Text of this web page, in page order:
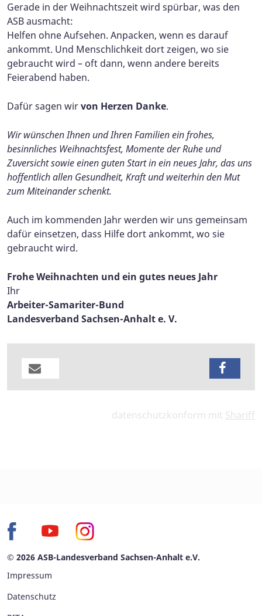
Gerade in der Weihnachtszeit wird spürbar, was den
ASB ausmacht:
Helfen ohne Aufsehen. Anpacken, wenn es darauf
ankommt. Und Menschlichkeit dort zeigen, wo sie
gebraucht wird – oft dann, wenn andere bereits
Feierabend haben.
Dafür sagen wirvon Herzen Danke.
Wir wünschen Ihnen und Ihren Familien ein frohes,
besinnliches Weihnachtsfest, Momente der Ruhe und
Zuversicht sowie einen guten Start in ein neues Jahr, das uns
hoffentlich allen Gesundheit, Kraft und weiterhin den Mut
zum Miteinander schenkt.
Auch im kommenden Jahr werden wir uns gemeinsam
dafür einsetzen, dass Hilfe dort ankommt, wo sie
gebraucht wird.
Frohe Weihnachten und ein gutes neues Jahr
Ihr
Arbeiter-Samariter-Bund
Landesverband Sachsen-Anhalt e. V.
datenschutzkonform mit Shariff
© 2026 ASB-Landesverband Sachsen-Anhalt e.V.
Impressum
Datenschutz